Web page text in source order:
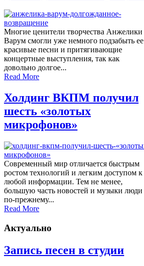
Многие ценители творчества Анжелики
Варум смогли уже немного подзабыть ее
красивые песни и притягивающие
концертные выступления, так как
довольно долгое...
Read More
Холдинг ВКПМ получил
шесть «золотых
микрофонов»
Современный мир отличается быстрым
ростом технологий и легким доступом к
любой информации. Тем не менее,
большую часть новостей и музыки люди
по-прежнему...
Read More
Актуально
Запись песен в студии